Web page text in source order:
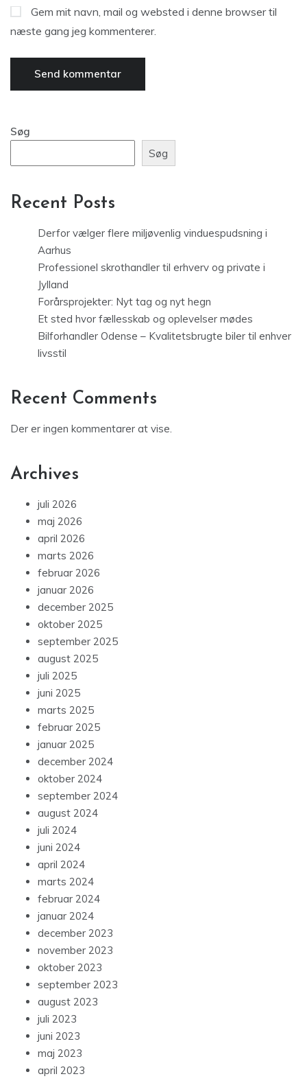
Gem mit navn, mail og websted i denne browser til
næste gang jeg kommenterer.
Søg
Søg
Recent Posts
Derfor vælger flere miljøvenlig vinduespudsning i
Aarhus
Professionel skrothandler til erhverv og private i
Jylland
Forårsprojekter: Nyt tag og nyt hegn
Et sted hvor fællesskab og oplevelser mødes
Bilforhandler Odense – Kvalitetsbrugte biler til enhver
livsstil
Recent Comments
Der er ingen kommentarer at vise.
Archives
juli 2026
maj 2026
april 2026
marts 2026
februar 2026
januar 2026
december 2025
oktober 2025
september 2025
august 2025
juli 2025
juni 2025
marts 2025
februar 2025
januar 2025
december 2024
oktober 2024
september 2024
august 2024
juli 2024
juni 2024
april 2024
marts 2024
februar 2024
januar 2024
december 2023
november 2023
oktober 2023
september 2023
august 2023
juli 2023
juni 2023
maj 2023
april 2023